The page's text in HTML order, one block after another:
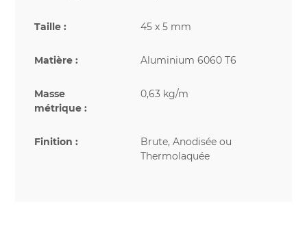
Taille : 45 x 5 mm
Matière : Aluminium 6060 T6
Masse
métrique :
0,63 kg/m
Finition :
Brute, Anodisée ou
Thermolaquée